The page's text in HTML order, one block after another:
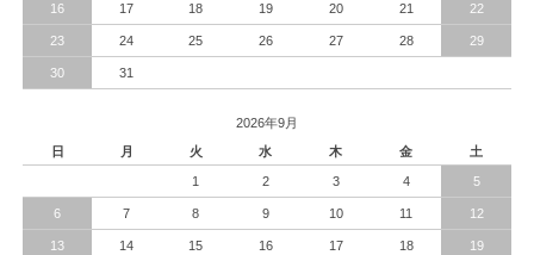
16 17 18 19 20 21 22
23 24 25 26 27 28 29
30 31
2026年9月
日
月 火 水 木 金 土
1 2 3 4 5
6 7 8 9 10 11 12
13 14 15 16 17 18 19